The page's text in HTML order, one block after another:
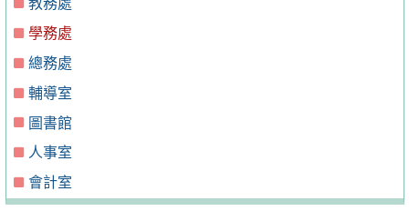
教務處
學務處
總務處
輔導室
圖書館
人事室
會計室